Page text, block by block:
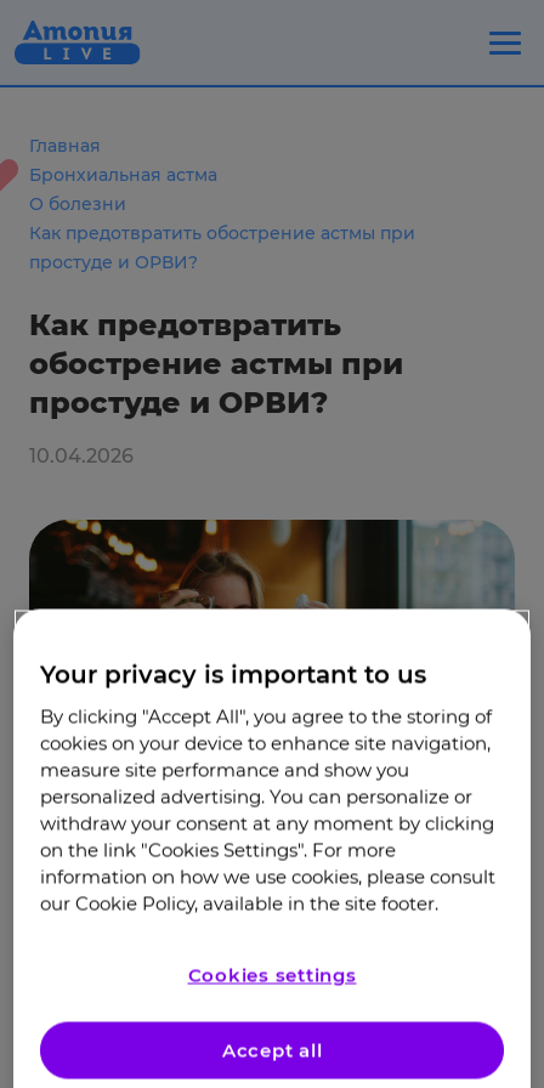
Главная
Бронхиальная астма
О болезни
Как предотвратить обострение астмы при
простуде и ОРВИ?
Как предотвратить
обострение астмы при
простуде и ОРВИ?
10.04.2026
Сезон простуды и гриппа может быть
или острая респираторная вирусная
обострения бронхиальной астмы
Your privacy is important to us
By clicking "Accept All", you agree to the storing of
cookies on your device to enhance site navigation,
measure site performance and show you
personalized advertising. You can personalize or
withdraw your consent at any moment by clicking
on the link "Cookies Settings". For more
information on how we use cookies, please consult
our Cookie Policy, available in the site footer.
Cookies settings
Accept all